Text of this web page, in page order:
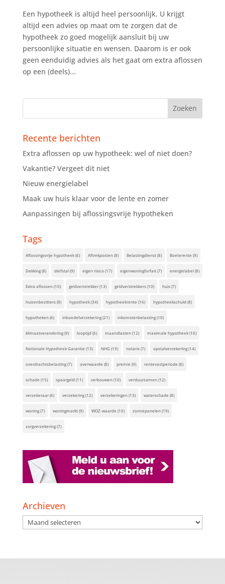
Een hypotheek is altijd heel persoonlijk. U krijgt
altijd een advies op maat om te zorgen dat de
hypotheek zo goed mogelijk aansluit bij uw
persoonlijke situatie en wensen. Daarom is er ook
geen eenduidig advies als het gaat om extra aflossen
op een (deels)...
Recente berichten
Extra aflossen op uw hypotheek: wel of niet doen?
Vakantie? Vergeet dit niet
Nieuw energielabel
Maak uw huis klaar voor de lente en zomer
Aanpassingen bij aflossingsvrije hypotheken
Tags
Aflossingsvrije hypotheek(6) Aftrekposten(8) Belastingdienst(8) Boeterente (9)
Dekking(8) diefstal(9) eigen risico(17) eigenwoningforfait(7) energielabel(8)
Extra aflossen(10) geldverstrekker(13) geldverstrekkers(10) huis(7)
huizenbezitters(8) hypotheek(34) hypotheekrente (16) hypotheekschuld(8)
hypotheken(6) inboedelverzekering(21) inkomstenbelasting(10)
klimaatverandering(9) looptijd(6) maandlasten(12) maximale hypotheek(10)
Nationale Hypotheek Garantie (13) NHG(19) notaris(7) opstalverzekering(14)
overdrachtsbelasting(7) overwaarde (8) premie (9) rentevastperiode (6)
schade (15) spaargeld(11) verbouwen(10) verduurzamen(12)
verzekeraar(6) verzekering(12) verzekeringen(13) waterschade (8)
woning(7) woningmarkt(9) WOZ-waarde (10) zonnepanelen(19)
zorgverzekering(7)
Archieven
Archieven